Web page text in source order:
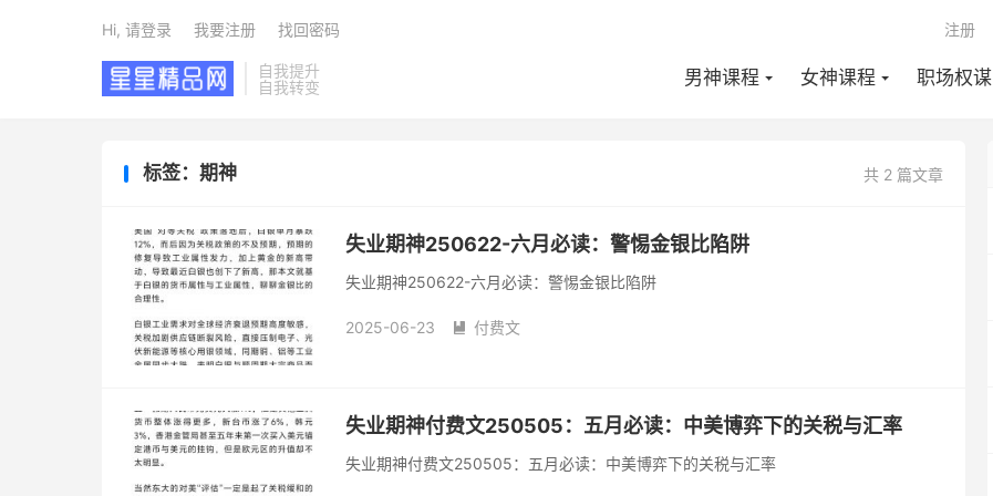
自我提升
自我转变
男神课程 女神课程 职场权谋
注册
Hi, 请登录 我要注册 找回密码
共 2 篇文章
标签：期神
失业期神250622-六月必读：警惕金银比陷阱
失业期神250622-六月必读：警惕金银比陷阱
2025-06-23  付费文
失业期神付费文250505：五月必读：中美博弈下的关税与汇率
失业期神付费文250505：五月必读：中美博弈下的关税与汇率